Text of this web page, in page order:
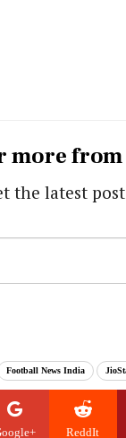
more
the latest
Football News India
ReddIt